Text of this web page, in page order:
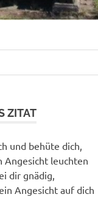
ZITAT
und behüte dich,
Angesicht leuchten
dir gnädig,
Angesicht auf dich